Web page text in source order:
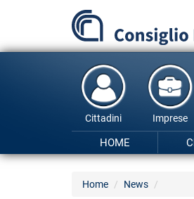
principale
Cittadini Imprese
HOME
Home News